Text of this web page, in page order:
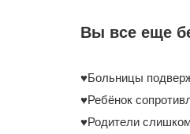
Вы все еще
♥Больницы
♥Ребёнок
♥Родители